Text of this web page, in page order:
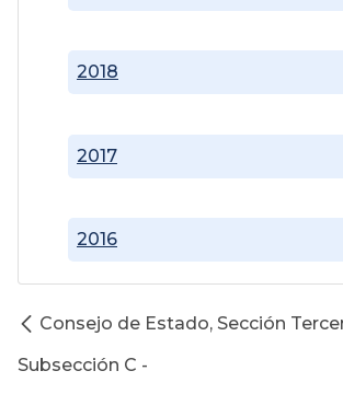
2016
2017
2018
Consejo de Estado, Sección
Subsección C -